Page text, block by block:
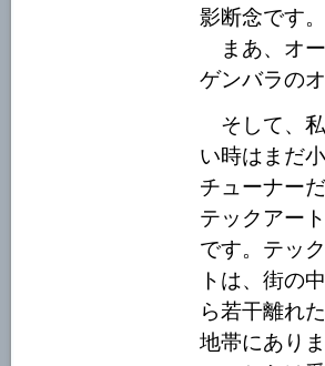
影断念です。
まあ、オー
ゲンバラの
そして、
い時はまだ
チューナー
テックアー
です。テッ
トは、街の
ら若干離れ
地帯にありま